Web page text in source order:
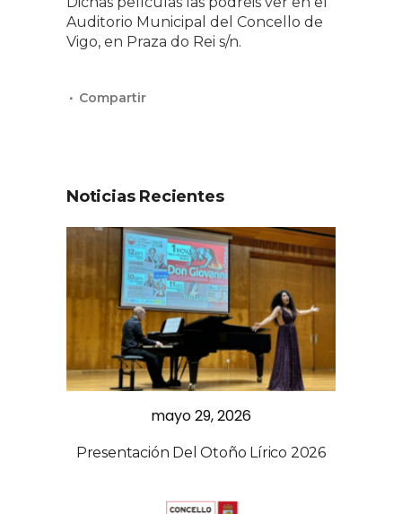
Auditorio Municipal del Concello de
Vigo, en Praza do Rei s/n.
Noticias Recientes
mayo 29, 2026
Presentación Del Otoño Lírico 2026